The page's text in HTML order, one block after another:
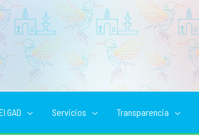
GAD Servicios Transparencia